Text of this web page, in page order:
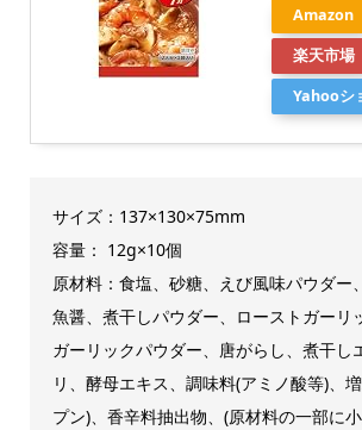
Amazon
楽天市場
Yahooシ
サイズ：137×130×75mm
容量： 12g×10個
原材料：食塩、砂糖、えび風味パウダー
魚醤、煮干しパウダー、ローストガーリ
ガーリックパウダー、唐がらし、煮干し
リ、酵母エキス、調味料(アミノ酸等)、
プン)、香辛料抽出物、(原材料の一部に